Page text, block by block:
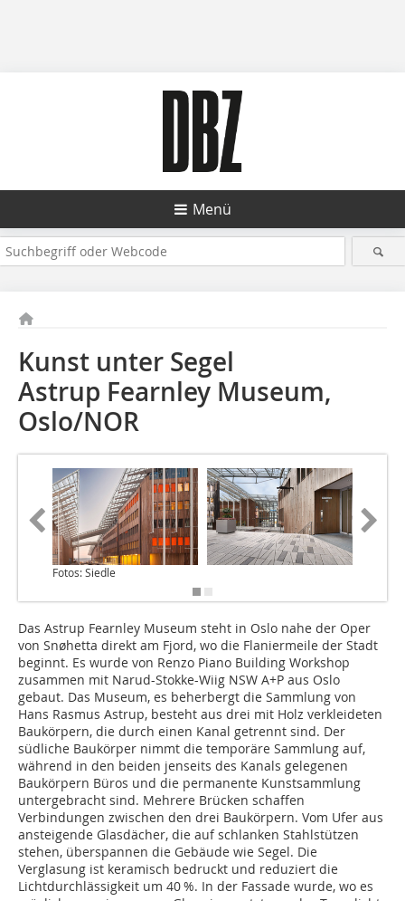
Menü
Kunst unter Segel
Astrup Fearnley Museum,
Oslo/NOR
Fotos: Siedle
Das Astrup Fearnley Museum steht in Oslo nahe der Oper
von Snøhetta direkt am Fjord, wo die Flaniermeile der Stadt
beginnt. Es wurde von Renzo Piano Building Workshop
zusammen mit Narud-Stokke-Wiig NSW A+P aus Oslo
gebaut. Das Museum, es beherbergt die Sammlung von
Hans Rasmus Astrup, besteht aus drei mit Holz verkleideten
Baukörpern, die durch einen Kanal getrennt sind. Der
südliche Baukörper nimmt die temporäre Sammlung auf,
während in den beiden jenseits des Kanals gelegenen
Baukörpern Büros und die permanente Kunstsammlung
untergebracht sind. Mehrere Brücken schaffen
Verbindungen zwischen den drei Baukörpern. Vom Ufer aus
ansteigende Glasdächer, die auf schlanken Stahlstützen
stehen, überspannen die Gebäude wie Segel. Die
Verglasung ist keramisch bedruckt und reduziert die
Lichtdurchlässigkeit um 40 %. In der Fassade wurde, wo es